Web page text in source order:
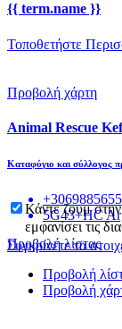
{{ term.name }}
Τοποθετήστε
Προβολή χάρτη
Animal Rescue
Καταφύγιο και σύλλογος
5G43+HC
Συγκρίνετε τα
Κάντε ζουμ
εμφανίσει τις
Προβολή λίστας
Προβολή
Προβολή